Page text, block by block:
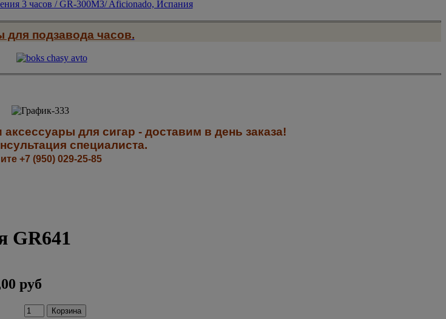
для подзавода часов.
для сигар - доставим в день заказа!
специалиста.
+7 (950) 029-25-85
GR641
руб